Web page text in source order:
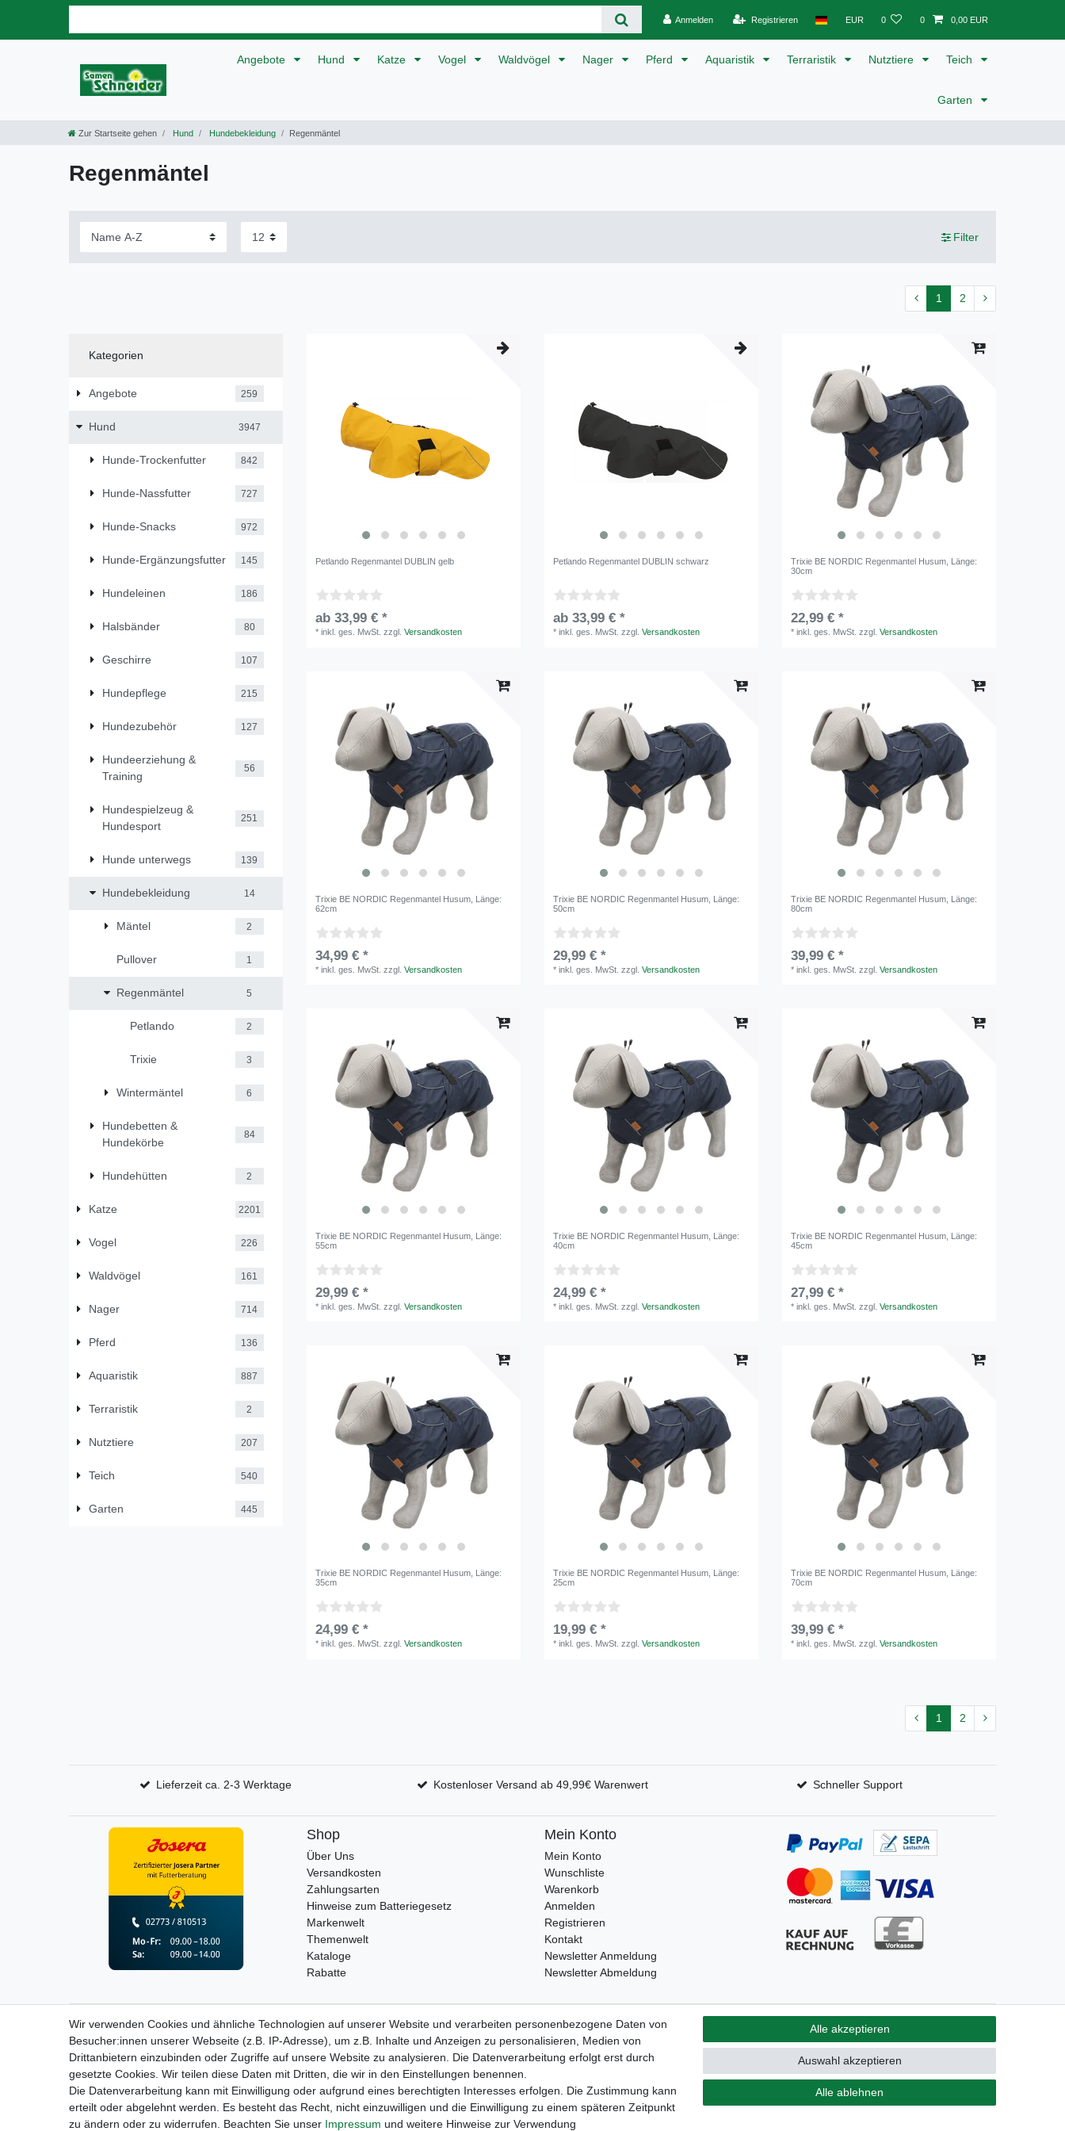
Anmelden Registrieren EUR 0 0 0,00 EUR
Angebote Hund Katze Vogel Waldvögel Nager Pferd Aquaristik Terraristik Nutztiere Teich
Garten
Zur Startseite gehen Hund Hundebekleidung Regenmäntel
Regenmäntel
Filter
1 2
Kategorien
Angebote 259
Hund 3947
Hunde-Trockenfutter 842
Hunde-Nassfutter 727
Hunde-Snacks 972
Hunde-Ergänzungsfutter 145
Hundeleinen 186
Halsbänder 80
Geschirre 107
Hundepflege 215
Hundezubehör 127
Hundeerziehung &
Training
56
Hundespielzeug &
Hundesport
251
Hunde unterwegs 139
Hundebekleidung 14
Mäntel 2
Pullover 1
Regenmäntel 5
Petlando 2
Trixie 3
Wintermäntel 6
Hundebetten &
Hundekörbe
84
Hundehütten 2
Katze 2201
Vogel 226
Waldvögel 161
Nager 714
Pferd 136
Aquaristik 887
Terraristik 2
Nutztiere 207
Teich 540
Garten 445
Petlando Regenmantel DUBLIN gelb
ab 33,99 € *
*inkl. ges. MwSt. zzgl.Versandkosten
Petlando Regenmantel DUBLIN schwarz
ab 33,99 € *
*inkl. ges. MwSt. zzgl.Versandkosten
Trixie BE NORDIC Regenmantel Husum , Länge:
30cm
22,99 € *
*inkl. ges. MwSt. zzgl.Versandkosten
Trixie BE NORDIC Regenmantel Husum , Länge:
62cm
34,99 € *
*inkl. ges. MwSt. zzgl.Versandkosten
Trixie BE NORDIC Regenmantel Husum , Länge:
50cm
29,99 € *
*inkl. ges. MwSt. zzgl.Versandkosten
Trixie BE NORDIC Regenmantel Husum , Länge:
80cm
39,99 € *
*inkl. ges. MwSt. zzgl.Versandkosten
Trixie BE NORDIC Regenmantel Husum , Länge:
55cm
29,99 € *
*inkl. ges. MwSt. zzgl.Versandkosten
Trixie BE NORDIC Regenmantel Husum , Länge:
40cm
24,99 € *
*inkl. ges. MwSt. zzgl.Versandkosten
Trixie BE NORDIC Regenmantel Husum , Länge:
45cm
27,99 € *
*inkl. ges. MwSt. zzgl.Versandkosten
Trixie BE NORDIC Regenmantel Husum, Länge:
35cm
24,99 € *
*inkl. ges. MwSt. zzgl.Versandkosten
Trixie BE NORDIC Regenmantel Husum, Länge:
25cm
19,99 € *
*inkl. ges. MwSt. zzgl.Versandkosten
Trixie BE NORDIC Regenmantel Husum, Länge:
70cm
39,99 € *
*inkl. ges. MwSt. zzgl.Versandkosten
1 2
Lieferzeit ca. 2-3 Werktage Kostenloser Versand ab 49,99€ Warenwert Schneller Support
Shop
Über Uns
Versandkosten
Zahlungsarten
Hinweise zum Batteriegesetz
Markenwelt
Themenwelt
Kataloge
Rabatte
Mein Konto
Mein Konto
Wunschliste
Warenkorb
Anmelden
Registrieren
Kontakt
Newsletter Anmeldung
Newsletter Abmeldung
Widerrufs­recht Widerrufs­formular Impressum Daten­schutz­erklärung AGB Kontakt
Wir verwenden Cookies und ähnliche Technologien auf unserer Website und verarbeiten personenbezogene Daten von
Besucher:innen unserer Webseite (z.B. IP-Adresse), um z.B. Inhalte und Anzeigen zu personalisieren, Medien von
Drittanbietern einzubinden oder Zugriffe auf unsere Website zu analysieren. Die Datenverarbeitung erfolgt erst durch
gesetzte Cookies. Wir teilen diese Daten mit Dritten, die wir in den Einstellungen benennen.
Die Datenverarbeitung kann mit Einwilligung oder aufgrund eines berechtigten Interesses erfolgen. Die Zustimmung kann
erteilt oder abgelehnt werden. Es besteht das Recht, nicht einzuwilligen und die Einwilligung zu einem späteren Zeitpunkt
zu ändern oder zu widerrufen. Beachten Sie unser Impressum und weitere Hinweise zur Verwendung
Alle akzeptieren
Alle ablehnen
Auswahl akzeptieren